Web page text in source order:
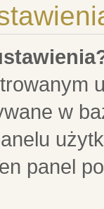
w
panel